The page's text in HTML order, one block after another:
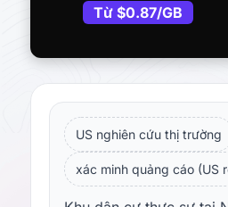
Từ$0.87/GB
US nghiên cứu thị trường
xác minh quảng cáo (US